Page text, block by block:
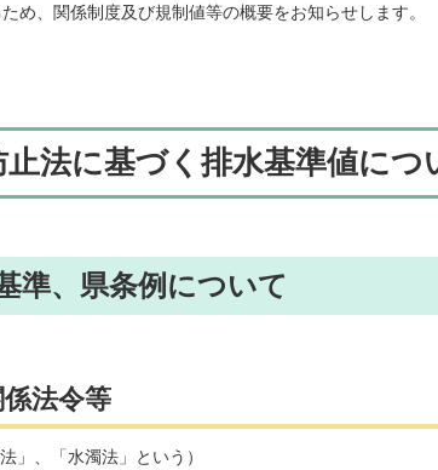
め、関係制度及び規制値等の概要をお知らせします。
法に基づく排水基準値につ
準、県条例について
法令等
」、「水濁法」という）